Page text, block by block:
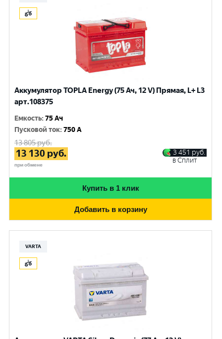
Аккумулятор TOPLA Energy (75 Ач, 12 V) Прямая, L+ L3
арт.108375
Емкость:75 Ач
Пусковой ток:750 A
13 805руб.
13 130 руб.
при обмене
3 451 руб.
в Сплит
Купить в 1 клик
Добавить в корзину
VARTA